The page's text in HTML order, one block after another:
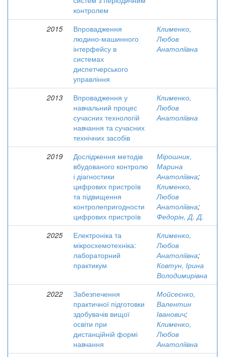
контролем
2015
Впровадження
людино-машинного
інтерфейсу в
системах
диспетчерського
управління
Клименко,
Любов
Анатоліївна
2013
Впровадження у
навчальний процес
сучасних технологій
навчання та сучасних
технічних засобів
Клименко,
Любов
Анатоліївна
2019
Дослідження методів
вбудованого контролю
і діагностики
цифрових пристроїв
та підвищення
контролепригодности
цифрових пристроїв
Мірошник,
Марина
Анатоліївна;
Клименко,
Любов
Анатоліївна;
Федорін, Д. Д.
2025
Електроніка та
мікросхемотехніка:
лабораторний
практикум
Клименко,
Любов
Анатоліївна;
Ковтун, Ірина
Володимирівна
2022
Забезпечення
практичної підготовки
здобувачів вищої
освіти при
дистанційній формі
навчання
Мойсеєнко,
Валентин
Іванович;
Клименко,
Любов
Анатоліївна